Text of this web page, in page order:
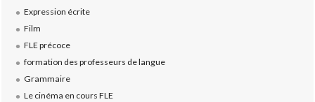
Expression écrite
Film
FLE précoce
formation des professeurs de langue
Grammaire
Le cinéma en cours FLE